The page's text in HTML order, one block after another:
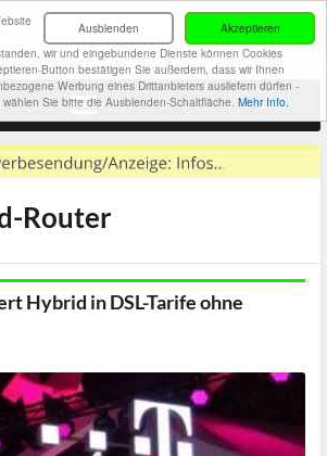
Akzeptieren
Ausblenden
wir und eingebundene Dienste können Cookies
Button bestätigen Sie außerdem, dass wir Ihnen
Werbung eines Drittanbieters ausliefern dürfen -
Sie bitte die Ausblenden-Schaltfläche. Mehr Info.
Router
Hybrid in DSL-Tarife ohne